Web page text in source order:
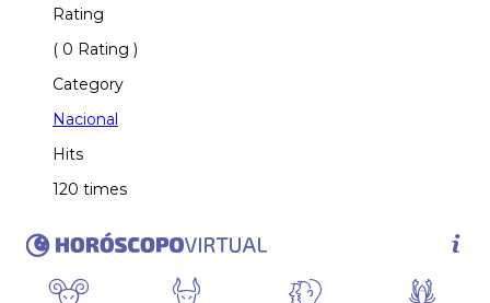
Rating
( 0 Rating )
Category
Nacional
Hits
120 times